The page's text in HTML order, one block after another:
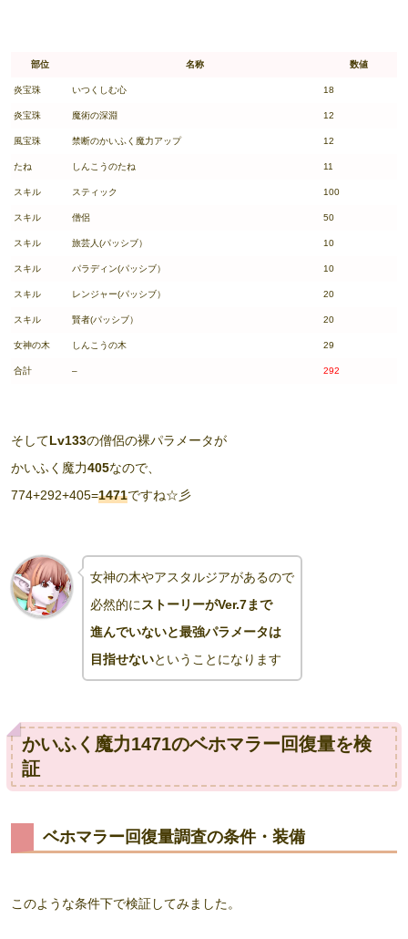
部位 名称 数値
炎宝珠 いつくしむ心 18
炎宝珠 魔術の深淵 12
風宝珠 禁断のかいふく魔力アップ 12
たね しんこうのたね 11
スキル スティック 100
スキル 僧侶 50
スキル 旅芸人(パッシブ） 10
スキル パラディン(パッシブ） 10
スキル レンジャー(パッシブ） 20
スキル 賢者(パッシブ） 20
女神の木 しんこうの木 29
合計 – 292
そしてLv133の僧侶の裸パラメータが
かいふく魔力405なので、
774+292+405=1471ですね☆彡
女神の木やアスタルジアがあるので
必然的に ストーリーがVer.7まで
進んでいないと最強パラメータは
目指せないということになります
かいふく魔力1471のベホマラー回復量を検
証
ベホマラー回復量調査の条件・装備
このような条件下で検証してみました。